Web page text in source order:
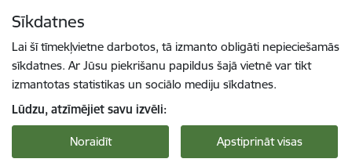
Sīkdatnes
Lai šī tīmekļvietne darbotos, tā izmanto obligāti nepieciešamās
sīkdatnes. Ar Jūsu piekrišanu papildus šajā vietnē var tikt
izmantotas statistikas un sociālo mediju sīkdatnes.
Lūdzu, atzīmējiet savu izvēli:
Noraidīt Apstiprināt visas